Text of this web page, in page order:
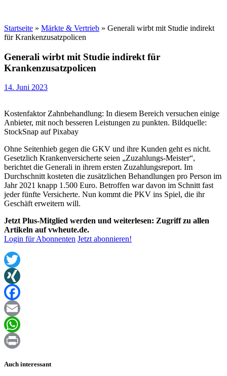
Startseite » Märkte & Vertrieb » Generali wirbt mit Studie indirekt
für Krankenzusatzpolicen
Generali wirbt mit Studie indirekt für
Krankenzusatzpolicen
14. Juni 2023
Kostenfaktor Zahnbehandlung: In diesem Bereich versuchen einige
Anbieter, mit noch besseren Leistungen zu punkten. Bildquelle:
StockSnap auf Pixabay
Ohne Seitenhieb gegen die GKV und ihre Kunden geht es nicht.
Gesetzlich Krankenversicherte seien „Zuzahlungs-Meister“,
berichtet die Generali in ihrem ersten Zuzahlungsreport. Im
Durchschnitt kosteten die zusätzlichen Behandlungen pro Person im
Jahr 2021 knapp 1.500 Euro. Betroffen war davon im Schnitt fast
jeder fünfte Versicherte. Nun kommt die PKV ins Spiel, die ihr
Geschäft erweitern will.
Jetzt Plus-Mitglied werden und weiterlesen: Zugriff zu allen
Artikeln auf vwheute.de.
Login für Abonnenten Jetzt abonnieren!
Twitter
XING
Facebook
Email
WhatsApp
Auch interessant